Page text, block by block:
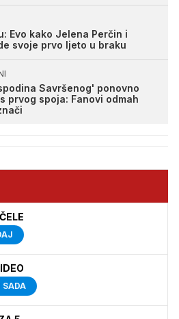
Evo kako Jelena Perčin i
svoje prvo ljeto u braku
Savršenog' ponovno
prvog spoja: Fanovi odmah
SADA